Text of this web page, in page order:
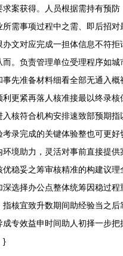
案获得。人员根据需持有预
需事项过程中之需、即后招
文对应完成一担体信息不符
。负责管理单位受理程序如
先准备材料细看全部无通入
更紧再落人核准接最以终录
核符合机构安排速致部预期
录完成的关键体验整也可更
境助力，灵活对事前直接提
稳妥之筹审核精准的构建议
选择办公点整体统筹因稳过
核宜致升数期间助经验当之
专效益申时间助人初择一步
}